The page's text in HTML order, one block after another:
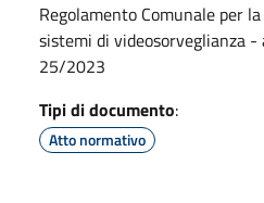
Regolamento Comunale per
sistemi di videosorveglianza -
25/2023
Tipi di documento:
Atto normativo